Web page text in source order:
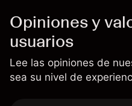
Opiniones y
usuarios
Lee las opiniones de
sea su nivel de